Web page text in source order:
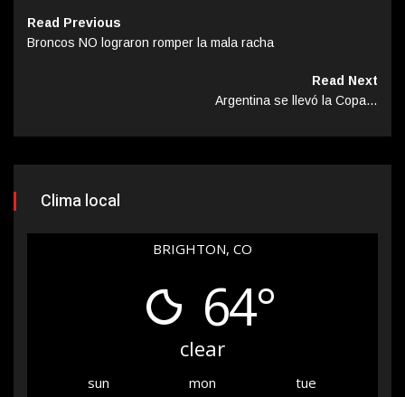
Read Previous
Broncos NO lograron romper la mala racha
Read Next
Argentina se llevó la Copa…
Clima local
BRIGHTON, CO
64°
clear
sun mon
tue